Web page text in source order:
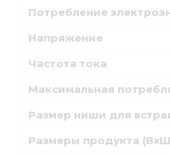
Потребление
Напряжение
Частота тока
Максимальная
Размер ниши для
Размеры продукта